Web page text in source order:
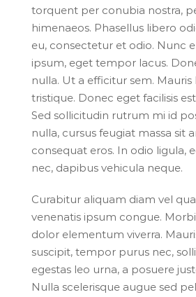
torquent per conubia nostra,
himenaeos. Phasellus libero
eu, consectetur et odio. Nunc
ipsum, eget tempor lacus.
nulla. Ut a efficitur sem. Mauris
tristique. Donec eget facilisis
Sed sollicitudin rutrum mi id
nulla, cursus feugiat massa sit
consequat eros. In odio ligula,
nec, dapibus vehicula neque.
Curabitur aliquam diam vel
venenatis ipsum congue.
dolor elementum viverra.
suscipit, tempor purus nec,
egestas leo urna, a posuere
Nulla scelerisque augue sed